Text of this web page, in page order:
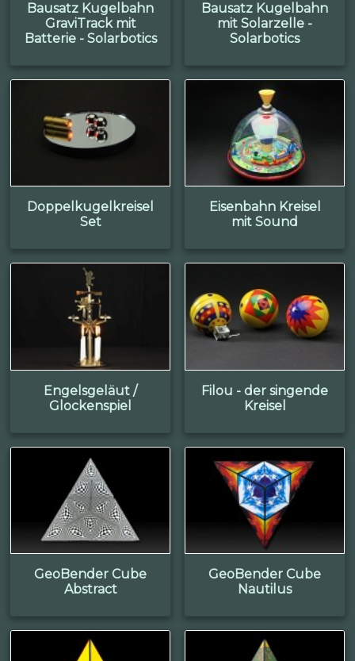
Bausatz Kugelbahn
GraviTrack mit
Batterie - Solarbotics
Bausatz Kugelbahn
mit Solarzelle -
Solarbotics
Doppelkugelkreisel
Set
Eisenbahn Kreisel
mit Sound
Engelsgeläut /
Glockenspiel
Filou - der singende
Kreisel
GeoBender Cube
Abstract
GeoBender Cube
Nautilus